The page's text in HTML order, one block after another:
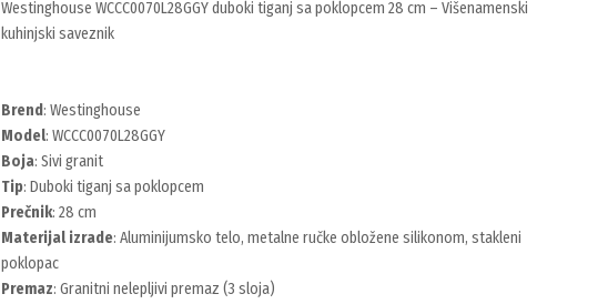
Westinghouse WCCC0070L28GGY duboki tiganj sa poklopcem 28 cm – Višenamenski
kuhinjski saveznik
Brend: Westinghouse
Model: WCCC0070L28GGY
Boja: Sivi granit
Tip: Duboki tiganj sa poklopcem
Prečnik: 28 cm
Materijal izrade: Aluminijumsko telo, metalne ručke obložene silikonom, stakleni
poklopac
Premaz: Granitni nelepljivi premaz (3 sloja)